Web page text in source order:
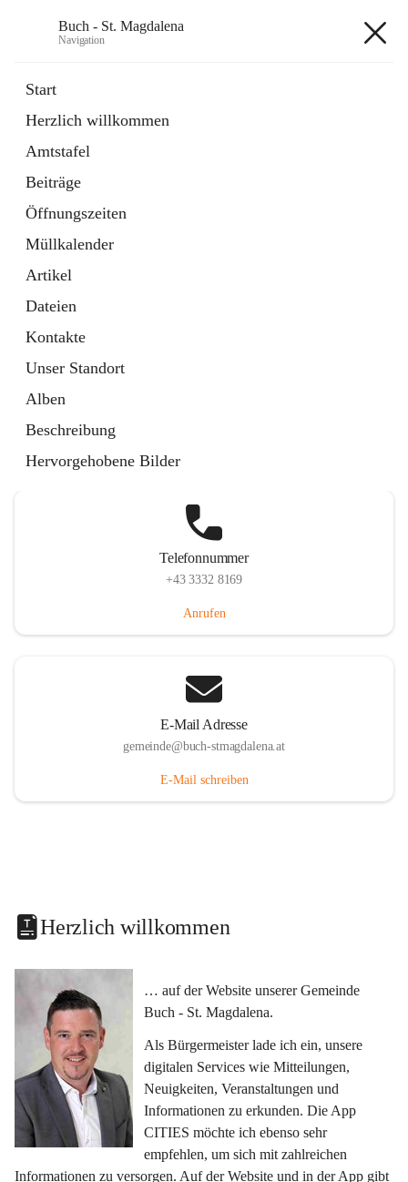
Buch - St. Magdalena
Navigation
Start
Herzlich willkommen
Amtstafel
Beiträge
Öffnungszeiten
Müllkalender
Artikel
Dateien
Kontakte
Unser Standort
Alben
Beschreibung
Hervorgehobene Bilder
11 Schnellzugriffe
Bürgerservice
10 Schnellzugriffe
Telefonnummer
+43 3332 8169
Anrufen
E-Mail Adresse
gemeinde@buch-stmagdalena.at
E-Mail schreiben
Herzlich willkommen
… auf der Website unserer Gemeinde
Buch - St. Magdalena.
Als Bürgermeister lade ich ein, unsere
digitalen Services wie Mitteilungen,
Neuigkeiten, Veranstaltungen und
Informationen zu erkunden. Die App
CITIES möchte ich ebenso sehr
empfehlen, um sich mit zahlreichen
Informationen zu versorgen. Auf der Website und in der App gibt